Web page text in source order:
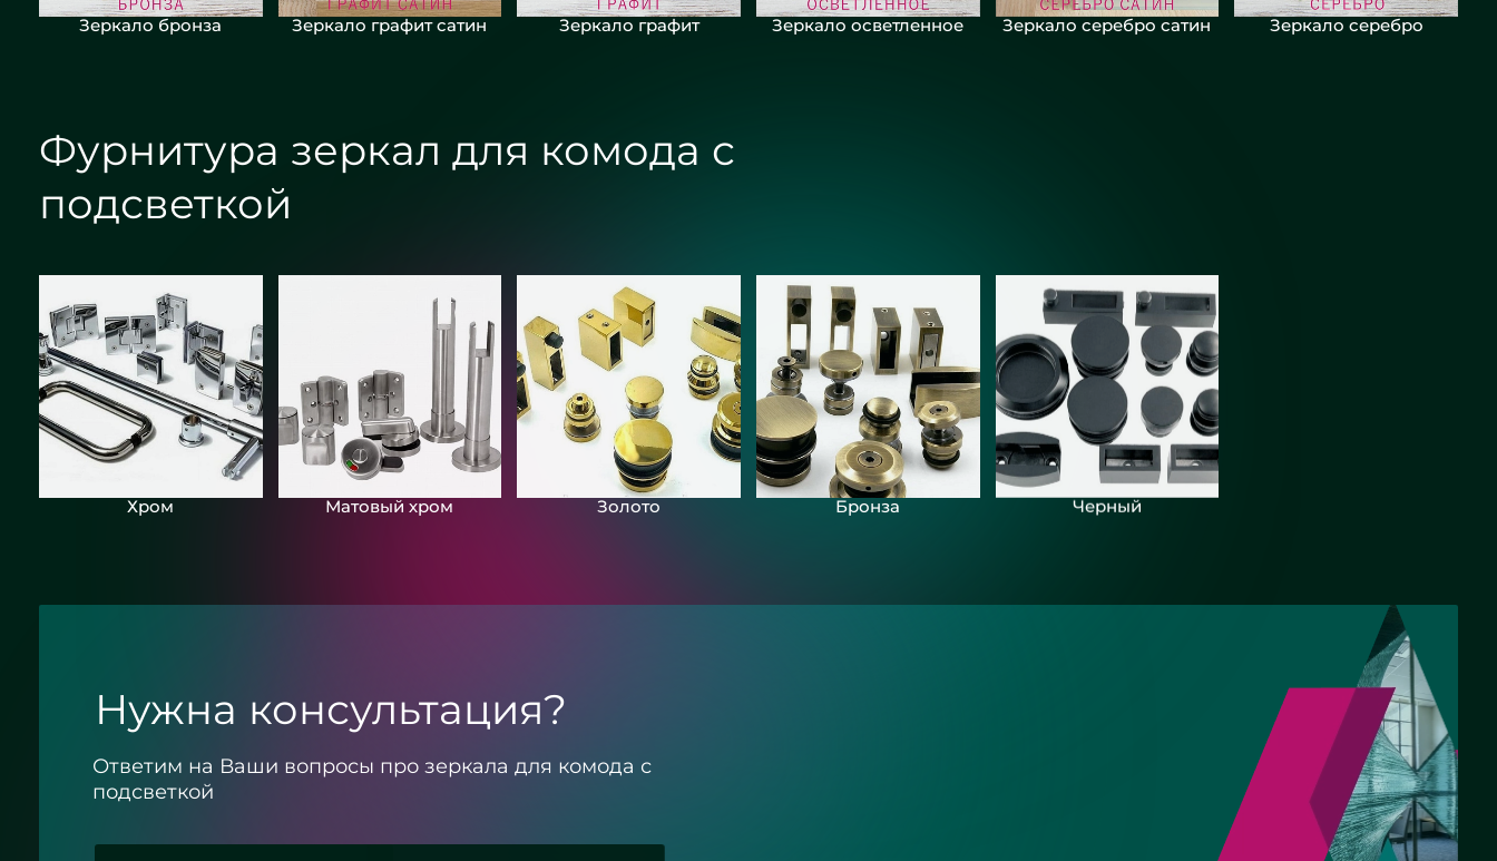
Зеркало бронза Зеркало графит сатин Зеркало графит Зеркало осветленное Зеркало серебро сатин Зеркало серебро
Фурнитура зеркал для комода с
подсветкой
Хром Матовый хром Золото Бронза Черный
Нужна консультация?
Ответим на Ваши вопросы про зеркала для комода с
подсветкой